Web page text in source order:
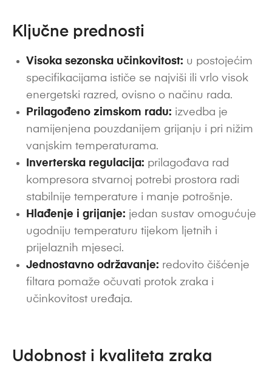
Ključne prednosti
Visoka sezonska učinkovitost: u postojećim
specifikacijama ističe se najviši ili vrlo visok
energetski razred, ovisno o načinu rada.
Prilagođeno zimskom radu: izvedba je
namijenjena pouzdanijem grijanju i pri nižim
vanjskim temperaturama.
Inverterska regulacija: prilagođava rad
kompresora stvarnoj potrebi prostora radi
stabilnije temperature i manje potrošnje.
Hlađenje i grijanje: jedan sustav omogućuje
ugodniju temperaturu tijekom ljetnih i
prijelaznih mjeseci.
Jednostavno održavanje: redovito čišćenje
filtara pomaže očuvati protok zraka i
učinkovitost uređaja.
Udobnost i kvaliteta zraka